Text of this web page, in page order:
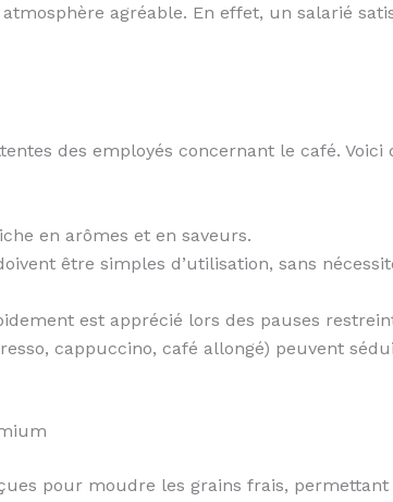
agréable. En effet, un salarié
des employés concernant le café. Voici
en arômes et en saveurs.
être simples d’utilisation, sans
est apprécié lors des pauses
cappuccino, café allongé) peuvent
pour moudre les grains frais, permettant